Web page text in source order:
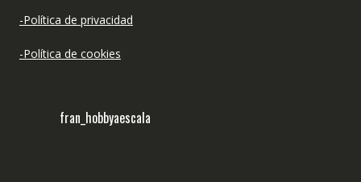
-Política de privacidad
-Política de cookies
fran_hobbyaescala